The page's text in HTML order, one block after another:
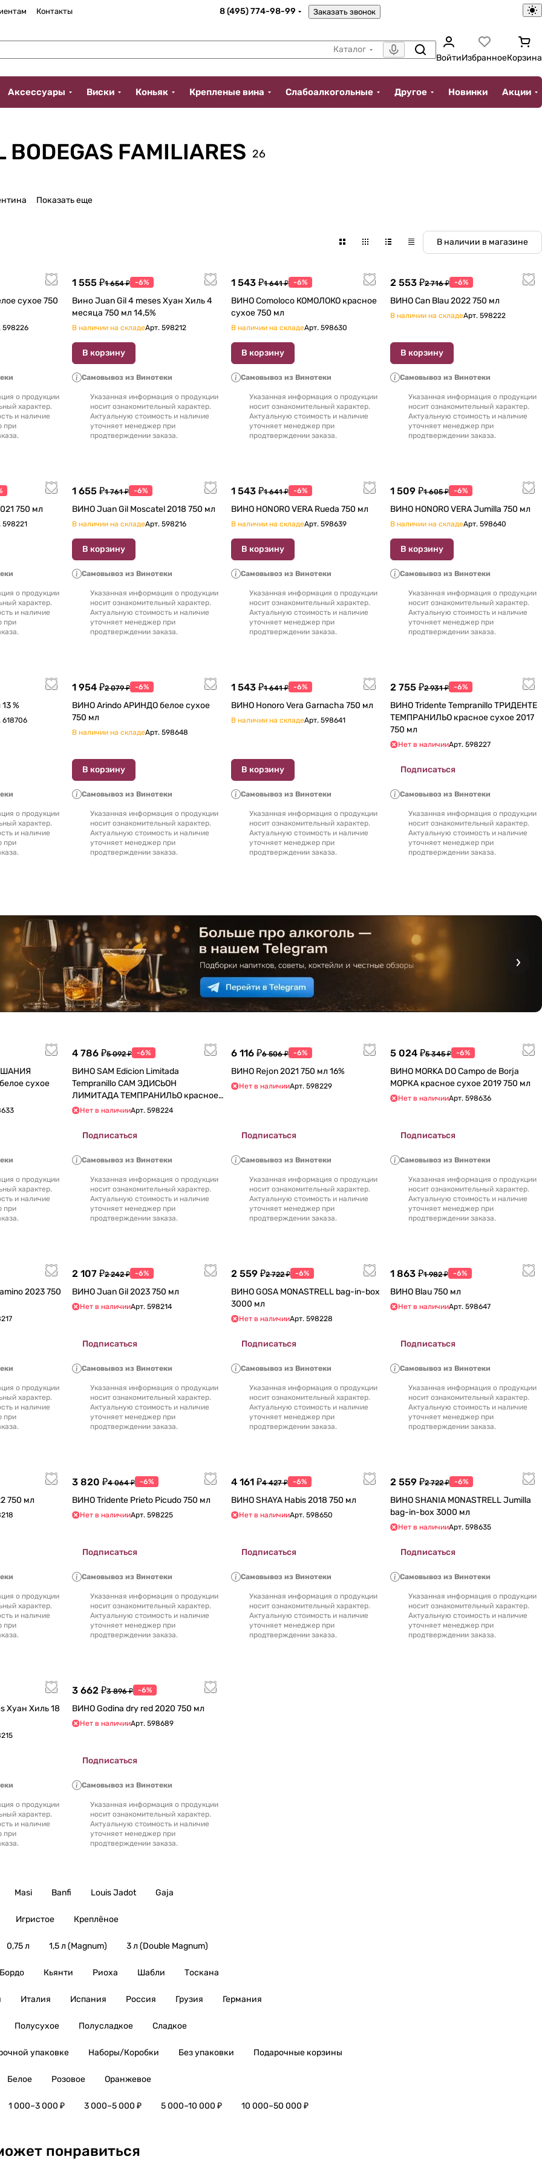
Контакты 8 (495) 774-98-99 Заказать звонок
Каталог
ВойтиИзбранноеКорзина
Аксессуары Виски Коньяк Крепленые вина Слабоалкогольные Другое Новинки Акции
FAMILIARES 26
Показать еще
В наличии в магазине
сухое 750
598226
о продукции
характер.
и наличие
при
1 555 ₽1 654 ₽ -6%
Вино Juan Gil 4 meses Хуан Хиль 4
месяца 750 мл 14,5%
В наличии на складеАрт. 598212
В корзину
Самовывоз из Винотеки
Указанная информация о продукции
носит ознакомительный характер.
Актуальную стоимость и наличие
уточняет менеджер при
продтверждении заказа.
1 543 ₽1 641 ₽ -6%
ВИНО Comoloco КОМОЛОКО красное
сухое 750 мл
В наличии на складеАрт. 598630
В корзину
Самовывоз из Винотеки
Указанная информация о продукции
носит ознакомительный характер.
Актуальную стоимость и наличие
уточняет менеджер при
продтверждении заказа.
2 553 ₽2 716 ₽ -6%
ВИНО Can Blau 2022 750 мл
В наличии на складеАрт. 598222
В корзину
Самовывоз из Винотеки
Указанная информация о продукции
носит ознакомительный характер.
Актуальную стоимость и наличие
уточняет менеджер при
продтверждении заказа.
Touran red dry 2021 750 мл
598221
о продукции
характер.
и наличие
при
1 655 ₽1 761 ₽ -6%
ВИНО Juan Gil Moscatel 2018 750 мл
В наличии на складеАрт. 598216
В корзину
Самовывоз из Винотеки
Указанная информация о продукции
носит ознакомительный характер.
Актуальную стоимость и наличие
уточняет менеджер при
продтверждении заказа.
1 543 ₽1 641 ₽ -6%
ВИНО HONORO VERA Rueda 750 мл
В наличии на складеАрт. 598639
В корзину
Самовывоз из Винотеки
Указанная информация о продукции
носит ознакомительный характер.
Актуальную стоимость и наличие
уточняет менеджер при
продтверждении заказа.
1 509 ₽1 605 ₽ -6%
ВИНО HONORO VERA Jumilla 750 мл
В наличии на складеАрт. 598640
В корзину
Самовывоз из Винотеки
Указанная информация о продукции
носит ознакомительный характер.
Актуальную стоимость и наличие
уточняет менеджер при
продтверждении заказа.
Вино Clio 2023 750 мл 13 %
618706
о продукции
характер.
и наличие
при
1 954 ₽2 079 ₽ -6%
ВИНО Arindo АРИНДО белое сухое
750 мл
В наличии на складеАрт. 598648
В корзину
Самовывоз из Винотеки
Указанная информация о продукции
носит ознакомительный характер.
Актуальную стоимость и наличие
уточняет менеджер при
продтверждении заказа.
1 543 ₽1 641 ₽ -6%
ВИНО Honorо Vera Garnacha 750 мл
В наличии на складеАрт. 598641
В корзину
Самовывоз из Винотеки
Указанная информация о продукции
носит ознакомительный характер.
Актуальную стоимость и наличие
уточняет менеджер при
продтверждении заказа.
2 755 ₽2 931 ₽ -6%
ВИНО Tridente Tempranillo ТРИДЕНТЕ
ТЕМПРАНИЛЬО красное сухое 2017
750 мл
Нет в наличииАрт. 598227
Подписаться
Самовывоз из Винотеки
Указанная информация о продукции
носит ознакомительный характер.
Актуальную стоимость и наличие
уточняет менеджер при
продтверждении заказа.
ШАНИЯ
о продукции
характер.
и наличие
при
4 786 ₽5 092 ₽ -6%
ВИНО SAM Edicion Limitada
Tempranillo САМ ЭДИСЬОН
ЛИМИТАДА ТЕМПРАНИЛЬО красное
сухое 2017 750 мл
Нет в наличииАрт. 598224
Подписаться
Самовывоз из Винотеки
Указанная информация о продукции
носит ознакомительный характер.
Актуальную стоимость и наличие
уточняет менеджер при
продтверждении заказа.
6 116 ₽6 506 ₽ -6%
ВИНО Rejon 2021 750 мл 16%
Нет в наличииАрт. 598229
Подписаться
Самовывоз из Винотеки
Указанная информация о продукции
носит ознакомительный характер.
Актуальную стоимость и наличие
уточняет менеджер при
продтверждении заказа.
5 024 ₽5 345 ₽ -6%
ВИНО MORKA DO Campo de Borja
МОРКА красное сухое 2019 750 мл
Нет в наличииАрт. 598636
Подписаться
Самовывоз из Винотеки
Указанная информация о продукции
носит ознакомительный характер.
Актуальную стоимость и наличие
уточняет менеджер при
продтверждении заказа.
2023 750
о продукции
характер.
и наличие
при
2 107 ₽2 242 ₽ -6%
ВИНО Juan Gil 2023 750 мл
Нет в наличииАрт. 598214
Подписаться
Самовывоз из Винотеки
Указанная информация о продукции
носит ознакомительный характер.
Актуальную стоимость и наличие
уточняет менеджер при
продтверждении заказа.
2 559 ₽2 722 ₽ -6%
ВИНО GOSA MONASTRELL bag-in-box
3000 мл
Нет в наличииАрт. 598228
Подписаться
Самовывоз из Винотеки
Указанная информация о продукции
носит ознакомительный характер.
Актуальную стоимость и наличие
уточняет менеджер при
продтверждении заказа.
1 863 ₽1 982 ₽ -6%
ВИНО Blau 750 мл
Нет в наличииАрт. 598647
Подписаться
Самовывоз из Винотеки
Указанная информация о продукции
носит ознакомительный характер.
Актуальную стоимость и наличие
уточняет менеджер при
продтверждении заказа.
Tierra 2022 750 мл
о продукции
характер.
и наличие
при
3 820 ₽4 064 ₽ -6%
ВИНО Tridente Prieto Picudo 750 мл
Нет в наличииАрт. 598225
Подписаться
Самовывоз из Винотеки
Указанная информация о продукции
носит ознакомительный характер.
Актуальную стоимость и наличие
уточняет менеджер при
продтверждении заказа.
4 161 ₽4 427 ₽ -6%
ВИНО SHAYA Habis 2018 750 мл
Нет в наличииАрт. 598650
Подписаться
Самовывоз из Винотеки
Указанная информация о продукции
носит ознакомительный характер.
Актуальную стоимость и наличие
уточняет менеджер при
продтверждении заказа.
2 559 ₽2 722 ₽ -6%
ВИНО SHANIA MONASTRELL Jumilla
bag-in-box 3000 мл
Нет в наличииАрт. 598635
Подписаться
Самовывоз из Винотеки
Указанная информация о продукции
носит ознакомительный характер.
Актуальную стоимость и наличие
уточняет менеджер при
продтверждении заказа.
о продукции
характер.
и наличие
при
3 662 ₽3 896 ₽ -6%
ВИНО Godina dry red 2020 750 мл
Нет в наличииАрт. 598689
Подписаться
Самовывоз из Винотеки
Указанная информация о продукции
носит ознакомительный характер.
Актуальную стоимость и наличие
уточняет менеджер при
продтверждении заказа.
Masi Banfi Louis Jadot Gaja
Игристое Креплёное
0,75 л 1,5 л (Magnum) 3 л (Double Magnum)
Бордо Кьянти Риоха Шабли Тоскана
Италия Испания Россия Грузия Германия
Полусухое Полусладкое Сладкое
упаковке Наборы/Коробки Без упаковки Подарочные корзины
Белое Розовое Оранжевое
1 000–3 000 ₽ 3 000–5 000 ₽ 5 000–10 000 ₽ 10 000–50 000 ₽
понравиться